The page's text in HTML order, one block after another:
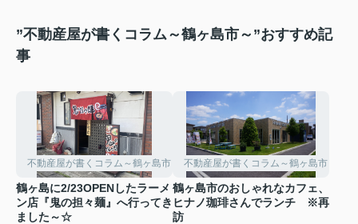
”不動産屋が書くコラム～鶴ヶ島市～”おすすめ記
事
不動産屋が書くコラム～鶴ヶ島市～
鶴ヶ島に2/23OPENしたラーメ
ン店『鬼の担々麺』へ行ってき
ました～☆
不動産屋が書くコラム～鶴ヶ島市～
鶴ヶ島市のおしゃれなカフェ、
ヒナノ珈琲さんでランチ ※再
訪